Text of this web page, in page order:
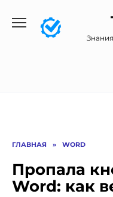
содержанию
ГЛАВНАЯ » WORD
Пропала
Word: как